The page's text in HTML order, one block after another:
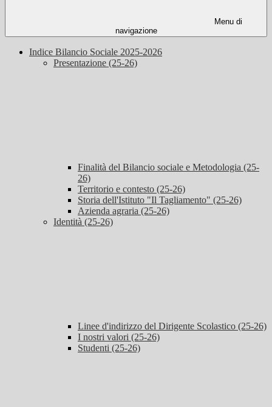
Menu di
navigazione
Indice Bilancio Sociale 2025-2026
Presentazione (25-26)
Finalità del Bilancio sociale e Metodologia (25-
26)
Territorio e contesto (25-26)
Storia dell'Istituto "Il Tagliamento" (25-26)
Azienda agraria (25-26)
Identità (25-26)
Linee d'indirizzo del Dirigente Scolastico (25-26)
I nostri valori (25-26)
Studenti (25-26)